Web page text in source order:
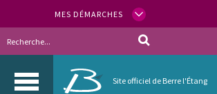
MES DÉMARCHES
Site officiel de Berre l'Étang